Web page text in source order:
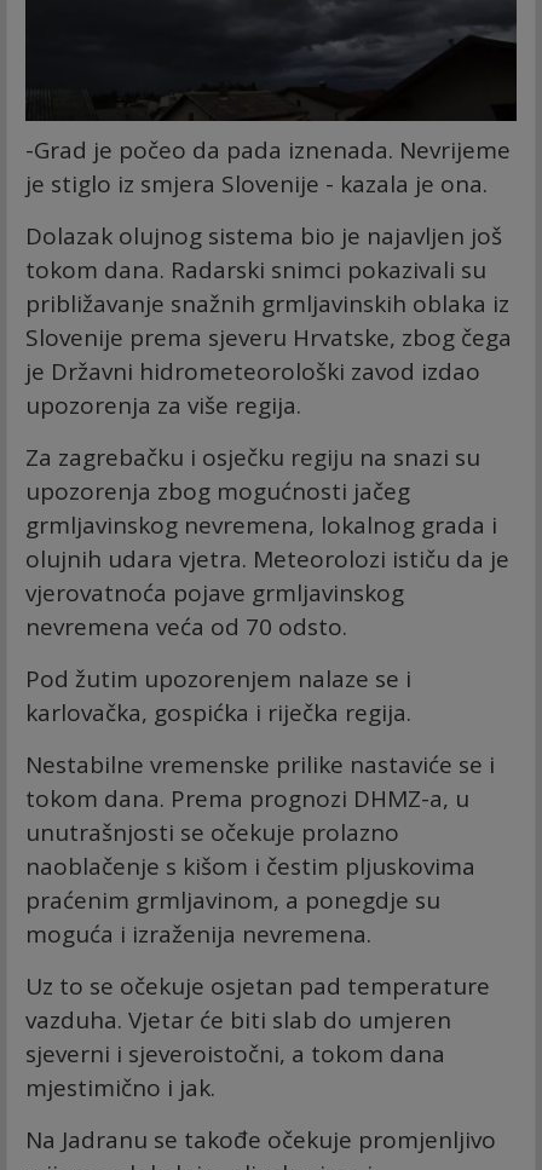
-Grad je počeo da pada iznenada. Nevrijeme
je stiglo iz smjera Slovenije - kazala je ona.
Dolazak olujnog sistema bio je najavljen još
tokom dana. Radarski snimci pokazivali su
približavanje snažnih grmljavinskih oblaka iz
Slovenije prema sjeveru Hrvatske, zbog čega
je Državni hidrometeorološki zavod izdao
upozorenja za više regija.
Za zagrebačku i osječku regiju na snazi su
upozorenja zbog mogućnosti jačeg
grmljavinskog nevremena, lokalnog grada i
olujnih udara vjetra. Meteorolozi ističu da je
vjerovatnoća pojave grmljavinskog
nevremena veća od 70 odsto.
Pod žutim upozorenjem nalaze se i
karlovačka, gospićka i riječka regija.
Nestabilne vremenske prilike nastaviće se i
tokom dana. Prema prognozi DHMZ-a, u
unutrašnjosti se očekuje prolazno
naoblačenje s kišom i čestim pljuskovima
praćenim grmljavinom, a ponegdje su
moguća i izraženija nevremena.
Uz to se očekuje osjetan pad temperature
vazduha. Vjetar će biti slab do umjeren
sjeverni i sjeveroistočni, a tokom dana
mjestimično i jak.
Na Jadranu se takođe očekuje promjenljivo